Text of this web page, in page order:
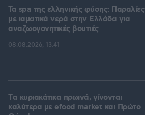
Τα spa της ελληνικής φύσης: Παραλίες
με ιαματικά νερά στην Ελλάδα για
αναζωογονητικές βουτιές
08.08.2026, 13:41
Tα κυριακάτικα πρωινά, γίνονται
καλύτερα με efood market και Πρώτο